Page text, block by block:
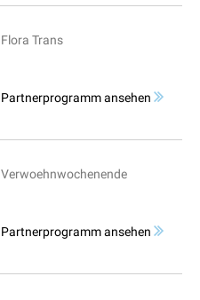
Flora Trans
Partnerprogramm ansehen
Verwoehnwochenende
Partnerprogramm ansehen